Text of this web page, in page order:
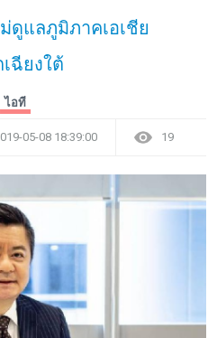
ดูแลภูมิภาคเอเชีย
ฉียงใต้
ไอที
05-08 18:39:00 19